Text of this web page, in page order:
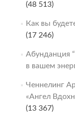
(48 513)
Как вы
(17 246)
Абунданция
в вашем
Ченнелинг
«Ангел
(13 367)